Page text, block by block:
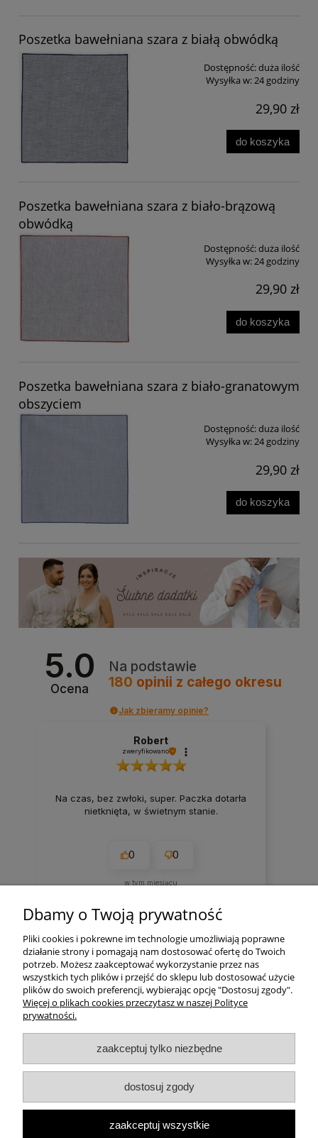
Poszetka bawełniana szara z białą obwódką
Dostępność:duża ilość
Wysyłka w:24 godziny
29,90 zł
do koszyka
Poszetka bawełniana szara z biało-brązową
obwódką
Dostępność:duża ilość
Wysyłka w:24 godziny
29,90 zł
do koszyka
Poszetka bawełniana szara z biało-granatowym
obszyciem
Dostępność:duża ilość
Wysyłka w:24 godziny
29,90 zł
do koszyka
5.0
Ocena
Na podstawie
180 opinii z całego okresu
Jak zbieramy opinie?
Komentarz sklepu
Robert
zweryfikowano
Na czas, bez zwłoki, super. Paczka dotarła
nietknięta, w świetnym stanie.
0 0
w tym miesiącu
zebranych i zweryfikowanych przez
Pomoc
Moje konto
Płatności i dostawa
Dbamy o Twoją prywatność
Pliki cookies i pokrewne im technologie umożliwiają poprawne
działanie strony i pomagają nam dostosować ofertę do Twoich
potrzeb. Możesz zaakceptować wykorzystanie przez nas
wszystkich tych plików i przejść do sklepu lub dostosować użycie
plików do swoich preferencji, wybierając opcję "Dostosuj zgody".
Więcej o plikach cookies przeczytasz w naszej Polityce
prywatności.
zaakceptuj tylko niezbędne
dostosuj zgody
zaakceptuj wszystkie